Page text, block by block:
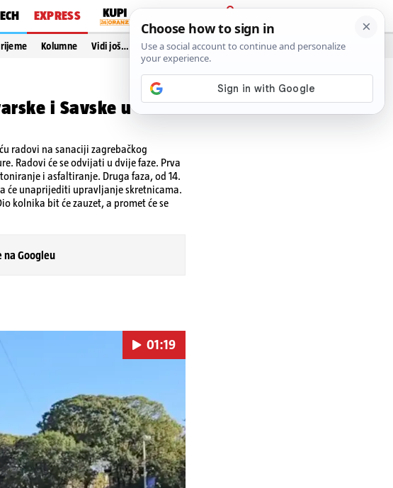
EXPRESS
PRIJAVA
Kolumne Vidi još…
i Savske u
radovi na sanaciji zagrebačkog
Radovi će se odvijati u dvije faze. Prva
i asfaltiranje. Druga faza, od 14.
će unaprijediti upravljanje skretnicama.
kolnika bit će zauzet, a promet će se
na Googleu
01:19